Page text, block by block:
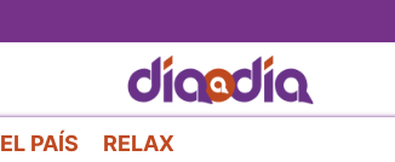
al
contenido
principal
EL PAÍS RELAX